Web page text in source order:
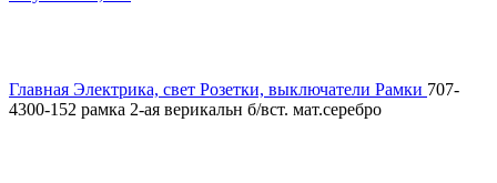
Главная Электрика, свет Розетки, выключатели Рамки 707-
4300-152 рамка 2-ая верикальн б/вст. мат.серебро